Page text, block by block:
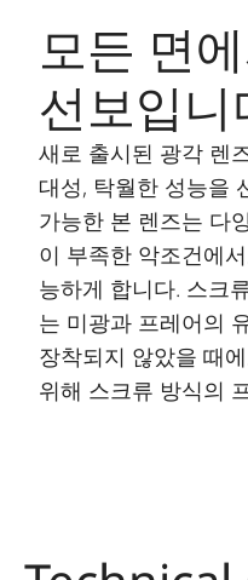
모든 면
선보입니
새로 출시된 광각 렌
대성, 탁월한 성능을
가능한 본 렌즈는 다
이 부족한 악조건에
능하게 합니다. 스크
는 미광과 프레어의
장착되지 않았을 때
위해 스크류 방식의